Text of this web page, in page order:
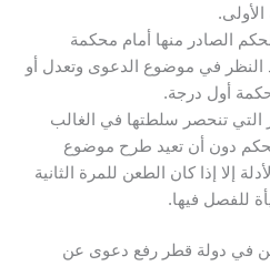
الصادر منها أمام محكمة
النظر في موضوع الدعوى وتعدل أو
أول درجة.
التي تنحصر سلطتها في الغالب
دون أن تعيد طرح موضوع
إلا إذا كان الطعن للمرة الثانية
للفصل فيها.
في دولة قطر رفع دعوى عن